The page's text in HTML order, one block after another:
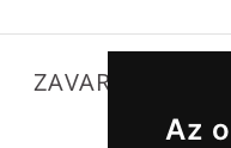
Az
ZAVARTALAN